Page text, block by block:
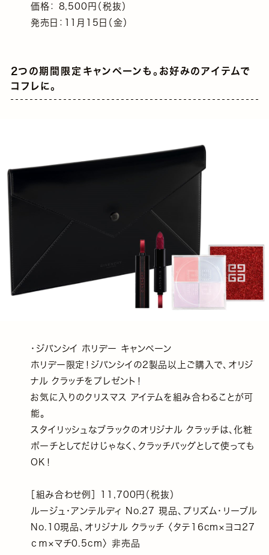
価格： 8,500円（税抜）
発売日：11月15日（金）
2つの期間限定キャンペーンも。お好みのアイテムで
コフレに。
・ジバンシイ ホリデー キャンペーン
ホリデー限定！ジバンシイの2製品以上ご購入で、オリジ
ナル クラッチをプレゼント！
お気に入りのクリスマス アイテムを組み合わることが可
能。
スタイリッシュなブラックのオリジナル クラッチは、化粧
ポーチとしてだけじゃなく、クラッチバッグとして使っても
OK！
［組み合わせ例］ 11,700円（税抜）
ルージュ・アンテルディ No.27 現品、プリズム・リーブル
No.10現品、オリジナル クラッチ 〈タテ16cm×ヨコ27
ｃｍ×マチ0.5cm〉 非売品